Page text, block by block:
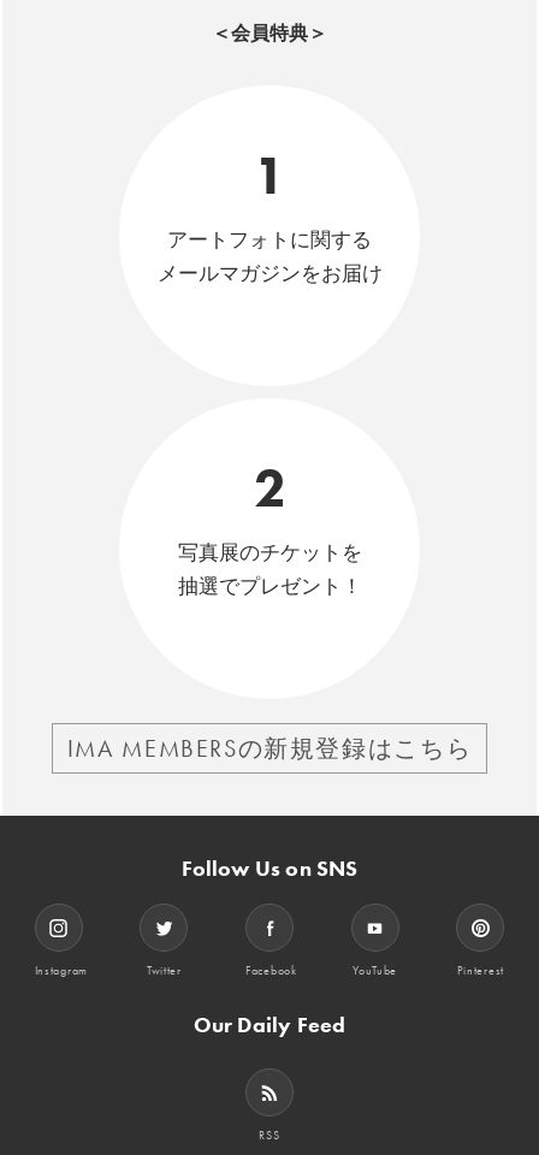
＜会員特典＞
1
アートフォトに関する
メールマガジンをお届け
2
写真展のチケットを
抽選でプレゼント！
IMA MEMBERSの新規登録はこちら
Follow Us on SNS
Instagram Twitter Facebook YouTube Pinterest
Our Daily Feed
RSS